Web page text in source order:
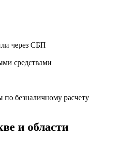
через СБП
средствами
безналичному расчету
и области